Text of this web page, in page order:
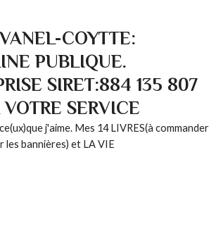
COYTTE:
PUBLIQUE.
SIRET:884 135 807
VOTRE SERVICE
j'aime. Mes 14 LIVRES(à commander
les bannières) et LA VIE